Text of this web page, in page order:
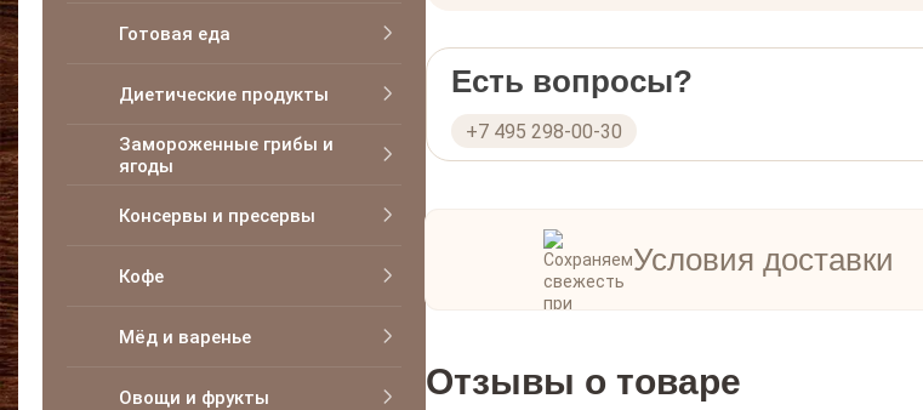
Готовая еда
Диетические продукты
Замороженные грибы и
ягоды
Консервы и пресервы
Кофе
Мёд и варенье
Овощи и фрукты
Есть вопросы?
+7 495 298-00-30
Условия доставки
Отзывы о товаре